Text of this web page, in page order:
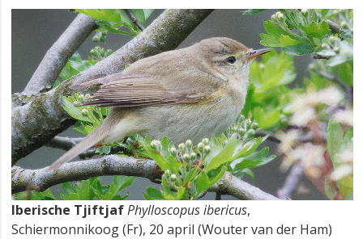
Iberische TjiftjafPhylloscopus ibericus,
Schiermonnikoog (Fr), 20 april (Wouter van der Ham)